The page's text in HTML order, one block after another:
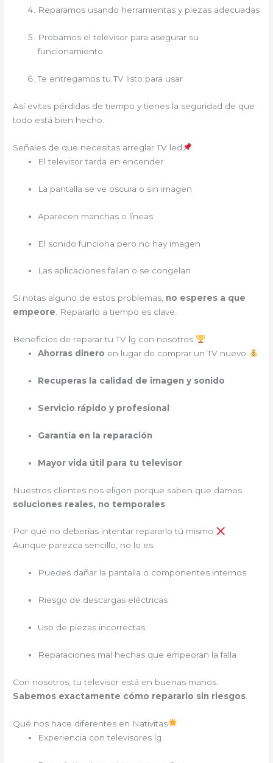
Reparamos usando herramientas y piezas adecuadas
Probamos el televisor para asegurar su
funcionamiento
Te entregamos tu TV listo para usar
Así evitas pérdidas de tiempo y tienes la seguridad de que
todo está bien hecho.
Señales de que necesitas arreglar TV led
El televisor tarda en encender
La pantalla se ve oscura o sin imagen
Aparecen manchas o líneas
El sonido funciona pero no hay imagen
Las aplicaciones fallan o se congelan
Si notas alguno de estos problemas, no esperes a que
empeore. Repararlo a tiempo es clave.
Beneficios de reparar tu TV lg con nosotros
Ahorras dinero en lugar de comprar un TV nuevo
Recuperas la calidad de imagen y sonido
Servicio rápido y profesional
Garantía en la reparación
Mayor vida útil para tu televisor
Nuestros clientes nos eligen porque saben que damos
soluciones reales, no temporales
Por qué no deberías intentar repararlo tú mismo
Aunque parezca sencillo, no lo es:
Puedes dañar la pantalla o componentes internos
Riesgo de descargas eléctricas
Uso de piezas incorrectas
Reparaciones mal hechas que empeoran la falla
Con nosotros, tu televisor está en buenas manos.
Sabemos exactamente cómo repararlo sin riesgos
Qué nos hace diferentes en Nativitas
Experiencia con televisores lg